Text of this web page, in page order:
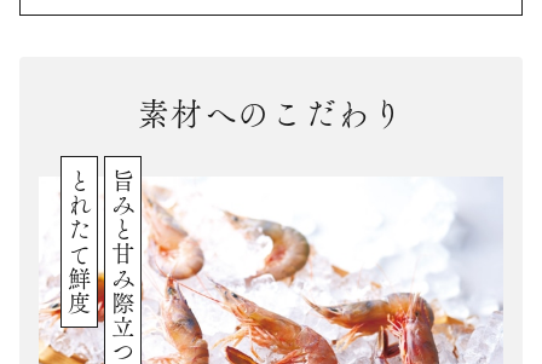
素材へのこだわり
旨みと甘み際立つ
とれたて鮮度